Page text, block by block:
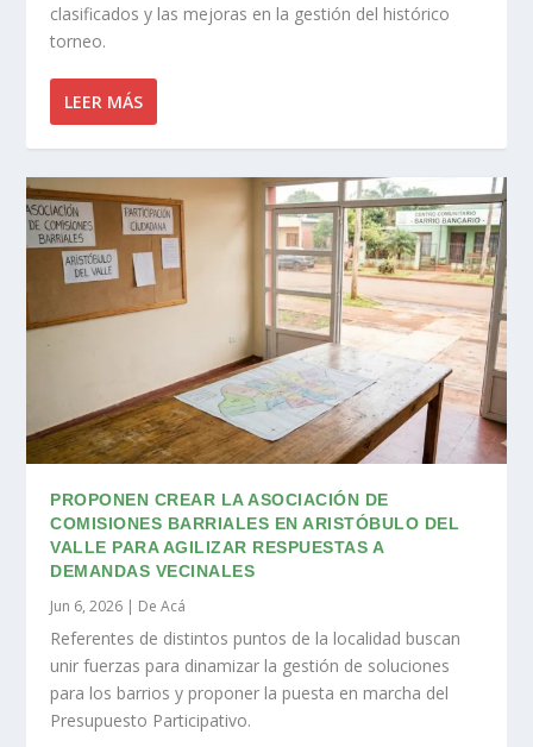
clasificados y las mejoras en la gestión del histórico
torneo.
LEER MÁS
PROPONEN CREAR LA ASOCIACIÓN DE
COMISIONES BARRIALES EN ARISTÓBULO DEL
VALLE PARA AGILIZAR RESPUESTAS A
DEMANDAS VECINALES
Jun 6, 2026 De Acá
Referentes de distintos puntos de la localidad buscan
unir fuerzas para dinamizar la gestión de soluciones
para los barrios y proponer la puesta en marcha del
Presupuesto Participativo.